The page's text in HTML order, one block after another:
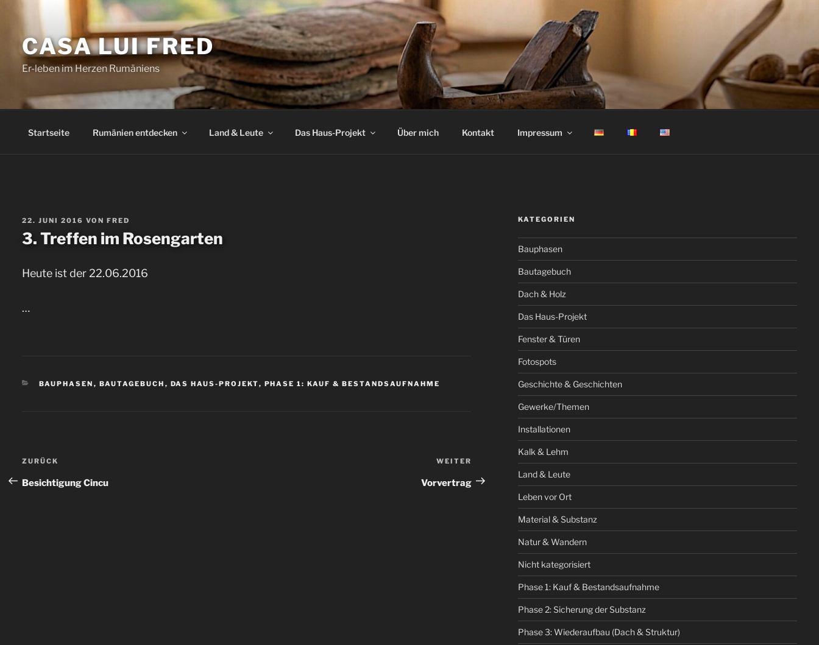
springenCASA LUI FRED
Er-leben im Herzen Rumäniens
Startseite Rumänien entdecken Land & Leute Das Haus-Projekt Über mich Kontakt Impressum
VERÖFFENTLICHT
AM
22. JUNI 2016 VON FRED
3. Treffen im Rosengarten
Heute ist der 22.06.2016
…
KATEGORIEN
BAUPHASEN , BAUTAGEBUCH , DAS HAUS-PROJEKT, PHASE 1: KAUF & BESTANDSAUFNAHME
Beitragsnavigation
Vorheriger
Beitrag
ZURÜCK
Besichtigung Cincu
Nächster
Beitrag
WEITER
Vorvertrag
KATEGORIEN
Bauphasen
Bautagebuch
Dach & Holz
Das Haus-Projekt
Fenster & Türen
Fotospots
Geschichte & Geschichten
Gewerke/Themen
Installationen
Kalk & Lehm
Land & Leute
Leben vor Ort
Material & Substanz
Natur & Wandern
Nicht kategorisiert
Phase 1: Kauf & Bestandsaufnahme
Phase 2: Sicherung der Substanz
Phase 3: Wiederaufbau (Dach & Struktur)